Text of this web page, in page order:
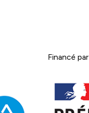
Financé par